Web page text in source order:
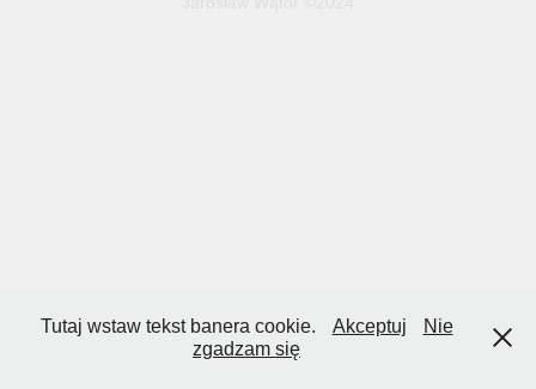
Tutaj wstaw tekst banera cookie. Akceptuj
Nie
zgadzam się